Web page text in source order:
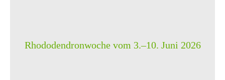
Rhododendronwoche vom 3.–10. Juni 2026